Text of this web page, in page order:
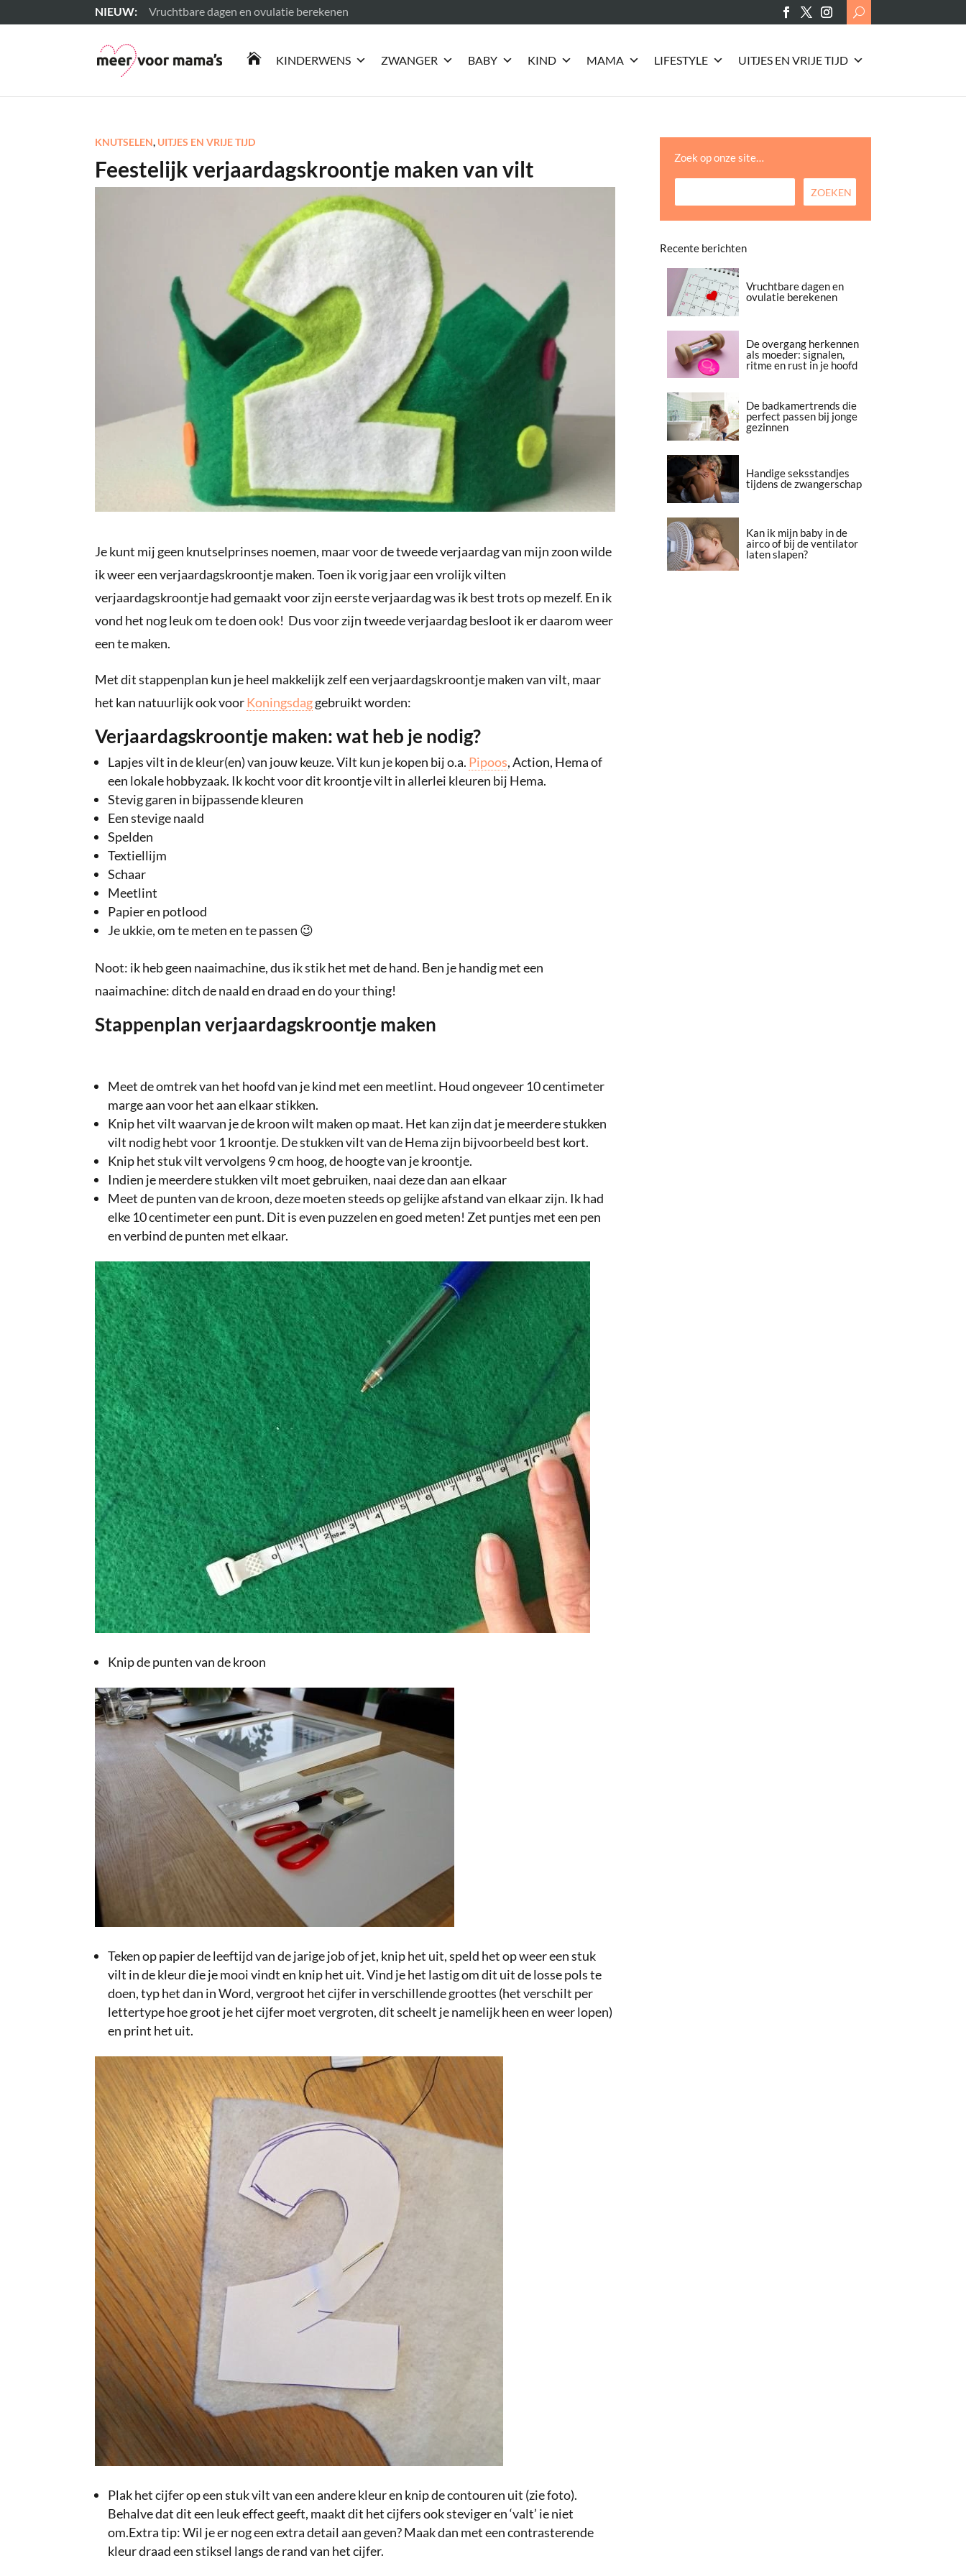
Vruchtbare dagen en ovulatie berekenen
Lees meer
Search
for:
 KINDERWENS ZWANGER BABY KIND MAMA LIFESTYLE UITJES EN VRIJE TIJD
KNUTSELEN, UITJES EN VRIJE TIJD
Feestelijk verjaardagskroontje maken van vilt
Je kunt mij geen knutselprinses noemen, maar voor de tweede verjaardag van mijn zoon wilde
ik weer een verjaardagskroontje maken. Toen ik vorig jaar een vrolijk vilten
verjaardagskroontje had gemaakt voor zijn eerste verjaardag was ik best trots op mezelf. En ik
vond het nog leuk om te doen ook! Dus voor zijn tweede verjaardag besloot ik er daarom weer
een te maken.
Met dit stappenplan kun je heel makkelijk zelf een verjaardagskroontje maken van vilt, maar
het kan natuurlijk ook voorKoningsdaggebruikt worden:
Verjaardagskroontje maken: wat heb je nodig?
Lapjes vilt in de kleur(en) van jouw keuze. Vilt kun je kopen bij o.a. Pipoos, Action, Hema of
een lokale hobbyzaak. Ik kocht voor dit kroontje vilt in allerlei kleuren bij Hema.
Stevig garen in bijpassende kleuren
Een stevige naald
Spelden
Textiellijm
Schaar
Meetlint
Papier en potlood
Je ukkie, om te meten en te passen 😉
Noot: ik heb geen naaimachine, dus ik stik het met de hand. Ben je handig met een
naaimachine: ditch de naald en draad en do your thing!
Stappenplan verjaardagskroontje maken
Meet de omtrek van het hoofd van je kind met een meetlint. Houd ongeveer 10 centimeter
marge aan voor het aan elkaar stikken.
Knip het vilt waarvan je de kroon wilt maken op maat. Het kan zijn dat je meerdere stukken
vilt nodig hebt voor 1 kroontje. De stukken vilt van de Hema zijn bijvoorbeeld best kort.
Knip het stuk vilt vervolgens 9 cm hoog, de hoogte van je kroontje.
Indien je meerdere stukken vilt moet gebruiken, naai deze dan aan elkaar
Meet de punten van de kroon, deze moeten steeds op gelijke afstand van elkaar zijn. Ik had
elke 10 centimeter een punt. Dit is even puzzelen en goed meten! Zet puntjes met een pen
en verbind de punten met elkaar.
Knip de punten van de kroon
Teken op papier de leeftijd van de jarige job of jet, knip het uit, speld het op weer een stuk
vilt in de kleur die je mooi vindt en knip het uit. Vind je het lastig om dit uit de losse pols te
doen, typ het dan in Word, vergroot het cijfer in verschillende groottes (het verschilt per
lettertype hoe groot je het cijfer moet vergroten, dit scheelt je namelijk heen en weer lopen)
en print het uit.
Plak het cijfer op een stuk vilt van een andere kleur en knip de contouren uit (zie foto).
Behalve dat dit een leuk effect geeft, maakt dit het cijfers ook steviger en ‘valt’ ie niet
om.Extra tip: Wil je er nog een extra detail aan geven? Maak dan met een contrasterende
kleur draad een stiksel langs de rand van het cijfer.
Zoek op onze site…
Recente berichten
Vruchtbare dagen en
ovulatie berekenen
De overgang herkennen
als moeder: signalen,
ritme en rust in je hoofd
De badkamertrends die
perfect passen bij jonge
gezinnen
Handige seksstandjes
tijdens de zwangerschap
Kan ik mijn baby in de
airco of bij de ventilator
laten slapen?